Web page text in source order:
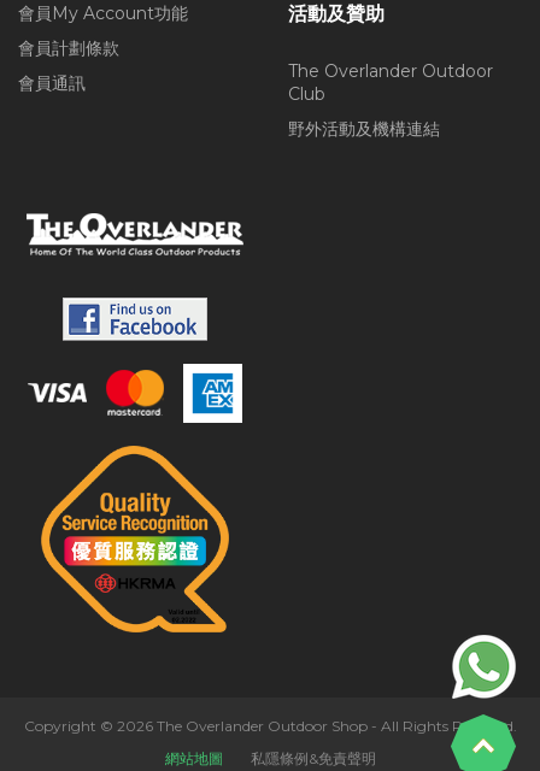
會員My Account功能
會員計劃條款
會員通訊
活動及贊助
The Overlander Outdoor
Club
野外活動及機構連結
Copyright © 2026 The Overlander Outdoor Shop - All Rights Reserved.
網站地圖
私隱條例&免責聲明